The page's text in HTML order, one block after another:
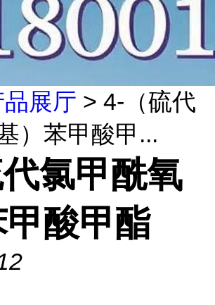
品展厅 > 4-（硫代
）苯甲酸甲...
氯甲酰氧
酸甲酯